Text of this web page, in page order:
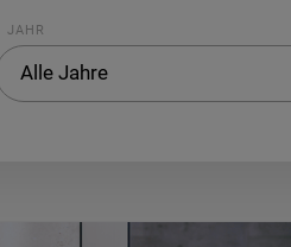
JAHR
Alle Jahre
JAHR